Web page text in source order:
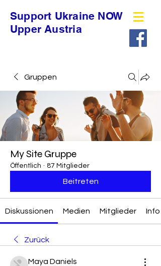
Support Ukraine NOW
Upper Austria
Gruppen
My Site Gruppe
Öffentlich · 87 Mitglieder
Beitreten
Diskussionen Medien Mitglieder Info
Zurück
Maya Daniels